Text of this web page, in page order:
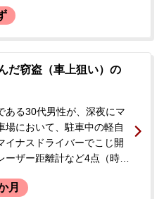
られたりしたとのことでし
者は、急いで当事務所へ相
た。
だ窃盗（車上狙い）の
ある30代男性が、深夜にマ
場において、駐車中の軽自
イナスドライバーでこじ開
ーザー距離計など4点（時価
発見され、男性はその場か
月